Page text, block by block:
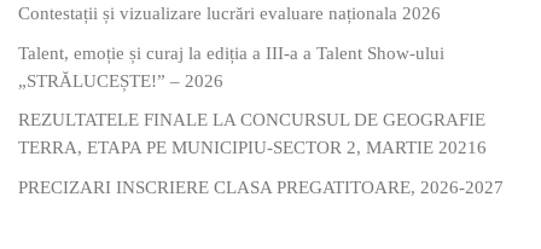
Contestații și vizualizare lucrări evaluare naționala 2026
Talent, emoție și curaj la ediția a III-a a Talent Show-ului
„STRĂLUCEȘTE!” – 2026
REZULTATELE FINALE LA CONCURSUL DE GEOGRAFIE
TERRA, ETAPA PE MUNICIPIU-SECTOR 2, MARTIE 20216
PRECIZARI INSCRIERE CLASA PREGATITOARE, 2026-2027